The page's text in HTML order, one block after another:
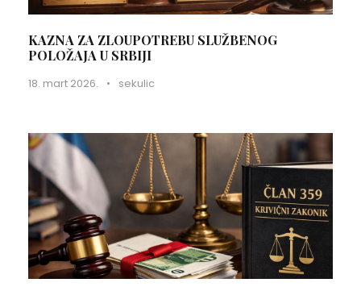
KAZNA ZA ZLOUPOTREBU SLUŽBENOG
POLOŽAJA U SRBIJI
18. mart 2026. • sekulic